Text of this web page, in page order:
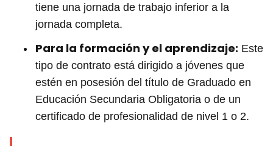
tiene una jornada de trabajo inferior a la
jornada completa.
Para la formación y el aprendizaje: Este
tipo de contrato está dirigido a jóvenes que
estén en posesión del título de Graduado en
Educación Secundaria Obligatoria o de un
certificado de profesionalidad de nivel 1 o 2.